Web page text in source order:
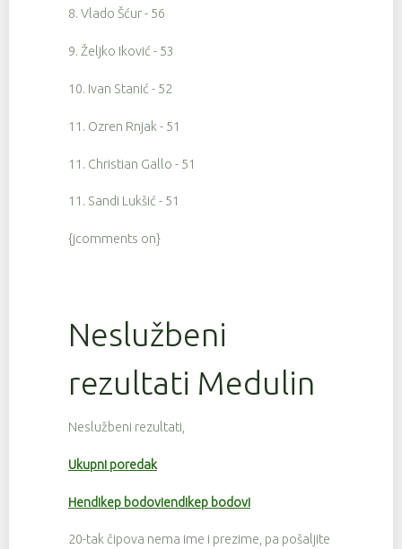
8. Vlado Šćur - 56
9. Željko Iković - 53
10. Ivan Stanić - 52
11. Ozren Rnjak - 51
11. Christian Gallo - 51
11. Sandi Lukšić - 51
{jcomments on}
Neslužbeni
rezultati Medulin
Neslužbeni rezultati,
Ukupni poredak
Hendikep bodoviendikep bodovi
20-tak čipova nema ime i prezime, pa pošaljite